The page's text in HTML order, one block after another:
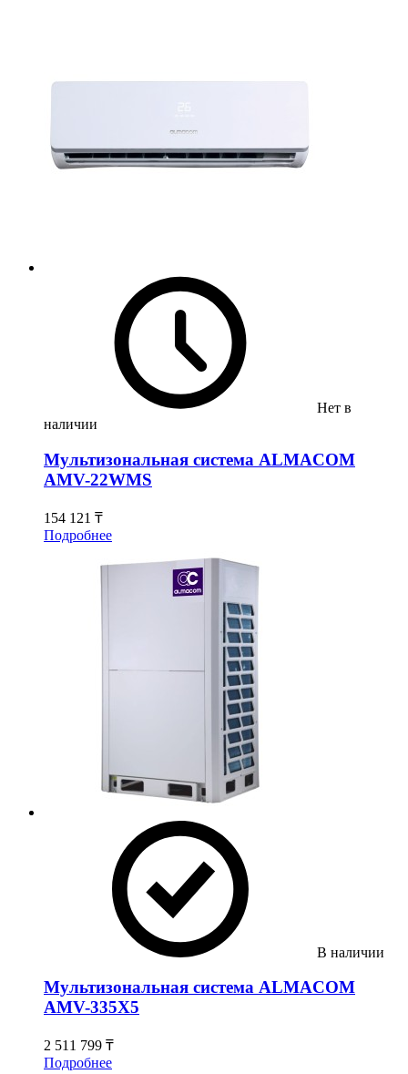
Нет в
наличии
Мультизональная система ALMACOM
AMV-22WMS
154 121 ₸
Подробнее
В наличии
Мультизональная система ALMACOM
AMV-335X5
2 511 799 ₸
Подробнее